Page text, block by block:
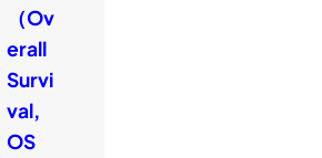
（Ov
erall
Survi
val,
OS